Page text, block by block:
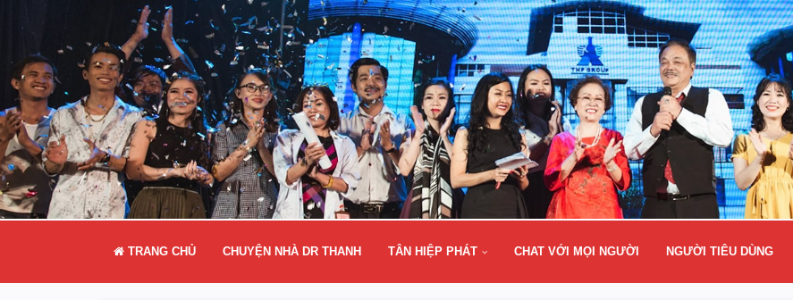
TRANG CHỦ CHUYỆN NHÀ DR THANH TÂN HIỆP PHÁT CHAT VỚI MỌI NGƯỜI NGƯỜI TIÊU DÙNG